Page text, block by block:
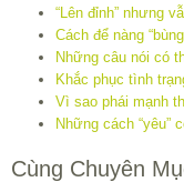
“Lên đỉnh” nhưng
Cách để nàng
Những câu nói có
Khắc phục tình
Vì sao phái mạnh
Những cách “yêu”
Cùng Chuyên